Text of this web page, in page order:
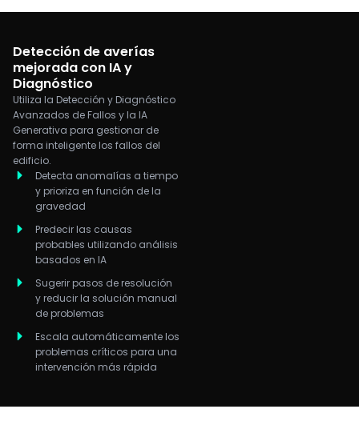
Detección de averías
mejorada con IA y
Diagnóstico
Utiliza la Detección y Diagnóstico
Avanzados de Fallos y la IA
Generativa para gestionar de
forma inteligente los fallos del
edificio.
Detecta anomalías a tiempo
y prioriza en función de la
gravedad
Predecir las causas
probables utilizando análisis
basados en IA
Sugerir pasos de resolución
y reducir la solución manual
de problemas
Escala automáticamente los
problemas críticos para una
intervención más rápida